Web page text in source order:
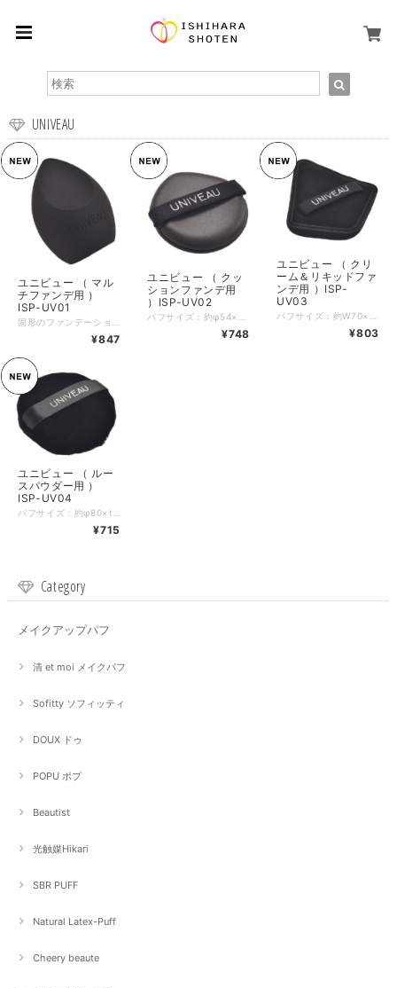
UNIVEAU
ユニビュー （ マル
チファンデ用 ）
ISP-UV01
固形のファンデーションからクリームのファンデーションまで幅広く対応した万能3Dスポンジ。UNIVEAUオリジナルカットは尖った部分が顔の細かいところにフィットして使いやく、カットが多く立位することができるので転がり落ちる心配がありません。大きめ3Dスポンジなのでがっつりメイクしたい時にも適しています。水あり水なしで使える両用タイプ。水で膨らみ、グロウ（ツヤ肌）仕上げに ■お手入れ注意事項■ 週に一度お手入れしていただくとより清潔にご利用いただけます。お手入れ方法は、中性洗剤などのクリーナーで洗ってください。最後に残った水分を布などで拭き取って下さい。 お手入れ後、風通しのよい直射日光の当たらない場所でしっかり干して下さい。 ※最大数量以上をご購入希望の場合、お問い合わせ下さい。 ※郵便での発送になりますが、数量により宅配便を使用します（送料は均一です） パフサイズ：約W50×H70×D48mm パッケージサイズ：W105×H150×D50mm 入数：1個 素材：ポリウレタン
¥847
ユニビュー （ クッ
ションファンデ用
）ISP-UV02
¥748
ユニビュー （ クリ
ーム＆リキッドファ
ンデ用 ）ISP-
UV03
パフサイズ：約W70×H75×t18mm パッケージサイズ：W105×H150×D20mm 入数：1個 素材：湿式ウレタン
¥803
ユニビュー （ ルー
スパウダー用 ）
ISP-UV04
¥715
Category
メイクアップパフ
清 et moi メイクパフ
Sofitty ソフィッティ
DOUX ドゥ
POPU ポプ
Beautist
光触媒Hikari
SBR PUFF
Natural Latex-Puff
Cheery beaute